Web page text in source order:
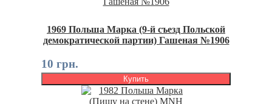
1969 Польша Марка (9-й съезд Польской
демократической партии) Гашеная №1906
10 грн.
Купить